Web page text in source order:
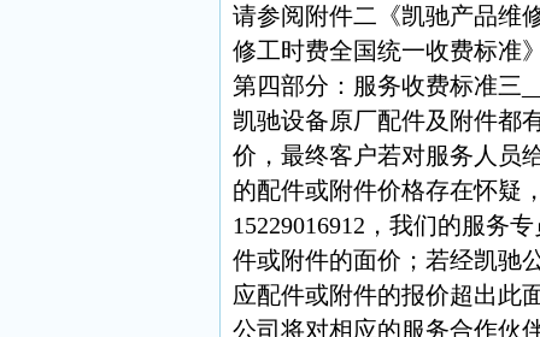
请参阅附件二《凯驰产品维
修工时费全国统一收费标准
第四部分：服务收费标准三
凯驰设备原厂配件及附件都
价，最终客户若对服务人员
的配件或附件价格存在怀疑
15229016912，我们的服务
件或附件的面价；若经凯驰
应配件或附件的报价超出此
公司将对相应的服务合作伙